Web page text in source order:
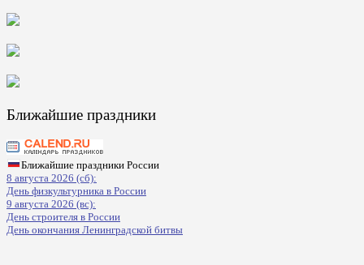
Ближайшие праздники
Ближайшие праздники России
8 августа 2026 (сб):
День физкультурника в России
9 августа 2026 (вс):
День строителя в России
День окончания Ленинградской битвы